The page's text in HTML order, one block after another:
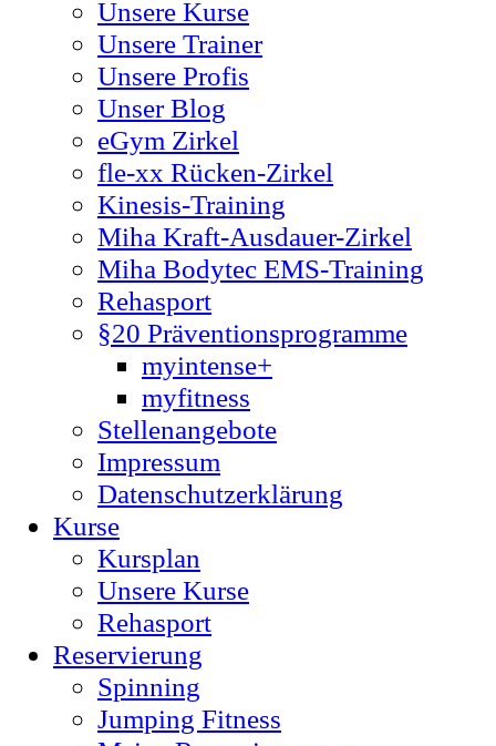
Unsere Kurse
Unsere Trainer
Unsere Profis
Unser Blog
eGym Zirkel
fle-xx Rücken-Zirkel
Kinesis-Training
Miha Kraft-Ausdauer-Zirkel
Miha Bodytec EMS-Training
Rehasport
§20 Präventionsprogramme
myintense+
myfitness
Stellenangebote
Impressum
Datenschutzerklärung
Kurse
Kursplan
Unsere Kurse
Rehasport
Reservierung
Spinning
Jumping Fitness